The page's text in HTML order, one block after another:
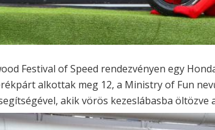
Festival of Speed rendezvényen egy
alkottak meg 12, a Ministry of Fun
akik vörös kezeslábasba öltözve